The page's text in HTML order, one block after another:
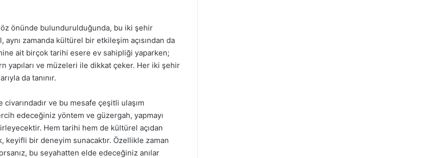
önünde bulundurulduğunda, bu iki şehir
aynı zamanda kültürel bir etkileşim açısından da
ait birçok tarihi esere ev sahipliği yaparken;
ve müzeleri ile dikkat çeker. Her iki şehir
da tanınır.
ve bu mesafe çeşitli ulaşım
edeceğiniz yöntem ve güzergah, yapmayı
Hem tarihi hem de kültürel açıdan
keyifli bir deneyim sunacaktır. Özellikle zaman
bu seyahatten elde edeceğiniz anılar